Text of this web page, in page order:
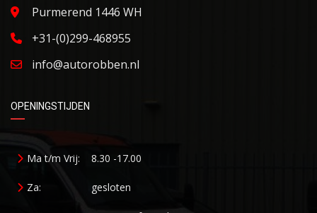
Purmerend 1446 WH
+31-(0)299-468955
info@autorobben.nl
OPENINGSTIJDEN
Ma t/m Vrij: 8.30 -17.00
Za: gesloten